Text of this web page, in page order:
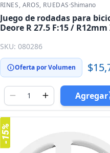
RINES, AROS, RUEDAS·Shimano
Juego de rodadas para
Deore R 27.5 F:15 / R12mm
SKU: 080286
Oferta por Volumen
Agregar